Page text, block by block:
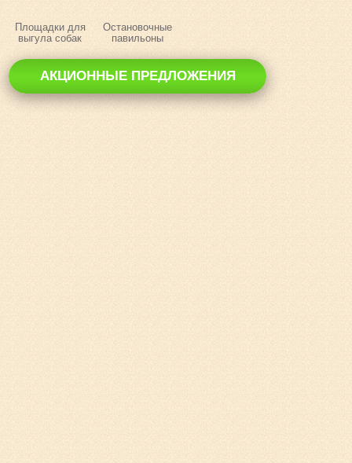
Площадки для
выгула собак
Остановочные
павильоны
АКЦИОННЫЕ ПРЕДЛОЖЕНИЯ